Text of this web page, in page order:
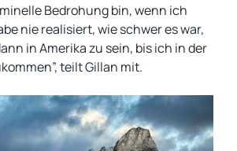
Bedrohung bin, wenn ich
nie realisiert, wie schwer es war,
in Amerika zu sein, bis ich in der
teilt Gillan mit.